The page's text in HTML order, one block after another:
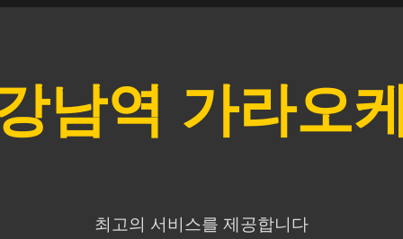
남역 가라오
최고의 서비스를 제공합니다